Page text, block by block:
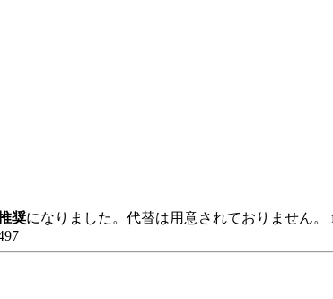
奨になりました。代替は用意されておりません